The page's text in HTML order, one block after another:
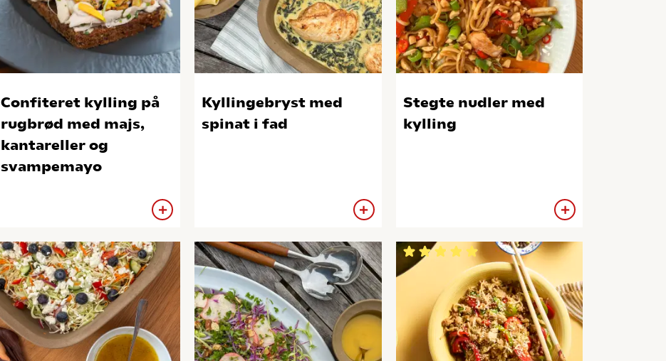
Confiteret kylling på
rugbrød med majs,
kantareller og
svampemayo
Kyllingebryst med
spinat i fad
Stegte nudler med
kylling